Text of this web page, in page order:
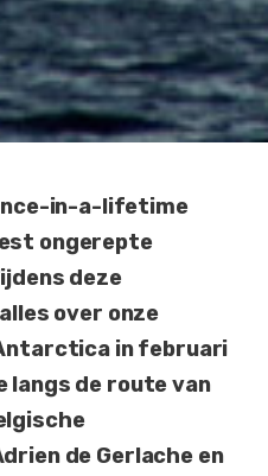
in-a-lifetime
ongerepte
deze
over onze
in februari
langs de route van
de Gerlache en